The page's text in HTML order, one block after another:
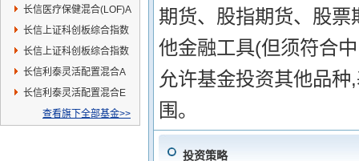
(LOF)C
长信医疗保健混合(LOF)A
长信上证科创板综合指数
增强A
长信上证科创板综合指数
增强C
长信利泰灵活配置混合A
长信利泰灵活配置混合E
查看旗下全部基金>>
期货、股指期货、股
他金融工具(但须符合
允许基金投资其他品
围。
投资策略